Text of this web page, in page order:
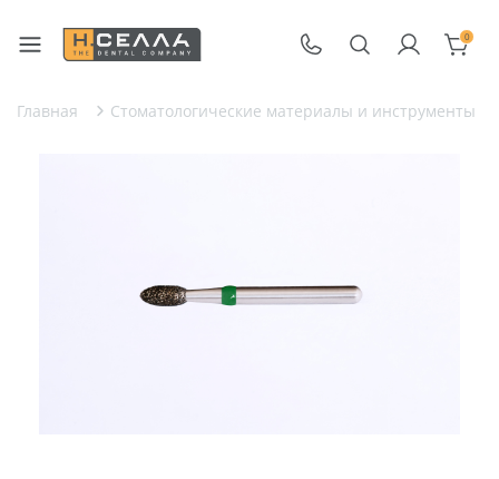
0
Главная Стоматологические материалы и инструменты